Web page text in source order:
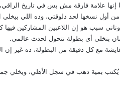
علامة فارقة مش بس في تاريخ الراقي،
نسخها لحد دلوقتي، وده اللي بيخلي
سبب هو إن اللاعبين المشاركين فيها
بتخلي أي بطولة تتحول لحدث عالمي.
مع كل دقيقة من البطولة، ده غير إن
بمية دهب في سجل الأهلي، ويخلي